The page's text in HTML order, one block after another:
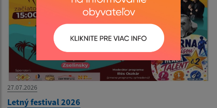
27.07.2026
Letný festival 2026